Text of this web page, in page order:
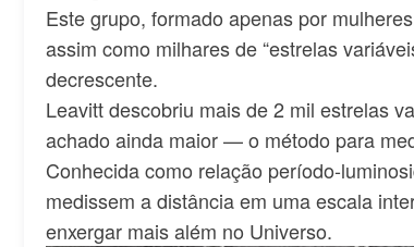
Este grupo, formado apenas por
assim como milhares de “estrelas
decrescente.
Leavitt descobriu mais de 2 mil estrelas
achado ainda maior — o método para
Conhecida como relação período-
medissem a distância em uma escala
enxergar mais além no Universo.